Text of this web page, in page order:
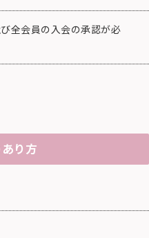
全会員の入会の承認が必
り方